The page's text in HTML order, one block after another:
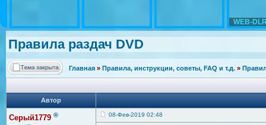
WEB-
Правила раздач DVD
Главная » Правила, инструкции, советы, FAQ и т.д. »
Автор
Серый1779 ® 08-Фев-2019 02:48